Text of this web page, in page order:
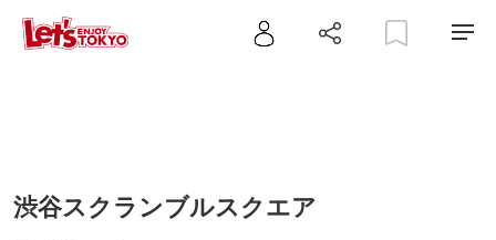
渋谷スクランブルスクエア